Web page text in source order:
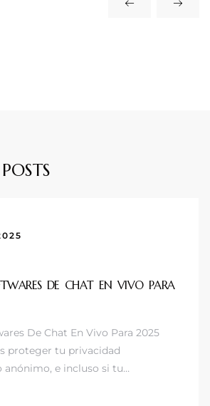
DE CHAT EN VIVO PARA
De Chat En Vivo Para 2025
proteger tu privacidad
anónimo, e incluso si tu…